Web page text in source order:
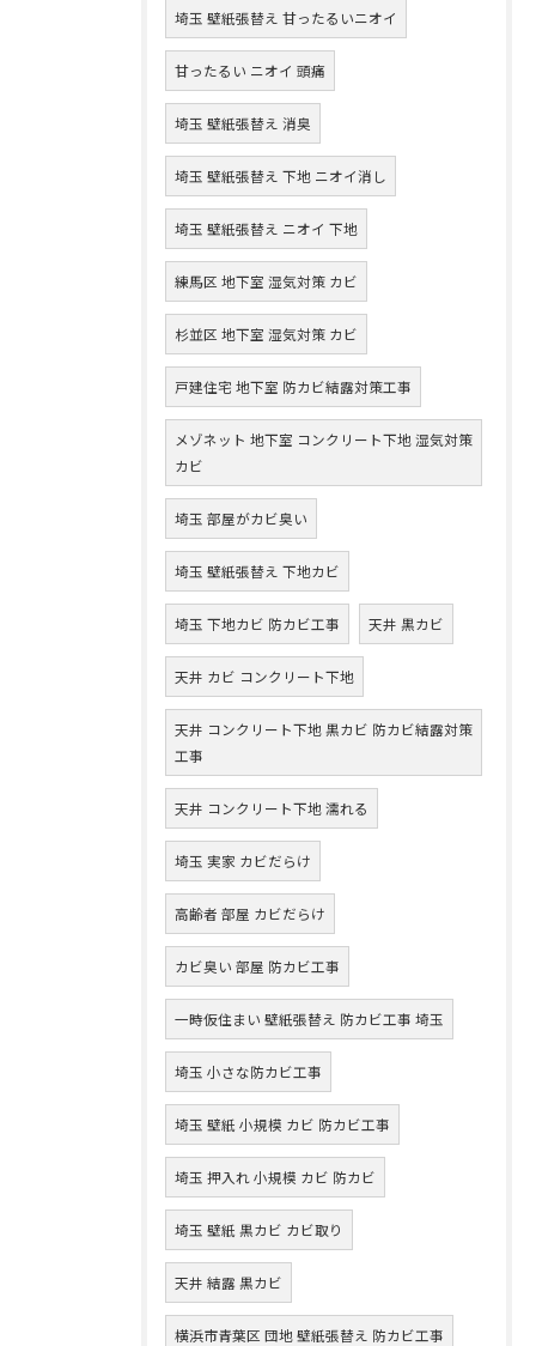
埼玉 壁紙張替え 甘ったるいニオイ
甘ったるい ニオイ 頭痛
埼玉 壁紙張替え 消臭
埼玉 壁紙張替え 下地 ニオイ消し
埼玉 壁紙張替え ニオイ 下地
練馬区 地下室 湿気対策 カビ
杉並区 地下室 湿気対策 カビ
戸建住宅 地下室 防カビ結露対策工事
メゾネット 地下室 コンクリート下地 湿気対策
カビ
埼玉 部屋がカビ臭い
埼玉 壁紙張替え 下地カビ
埼玉 下地カビ 防カビ工事 天井 黒カビ
天井 カビ コンクリート下地
天井 コンクリート下地 黒カビ 防カビ結露対策
工事
天井 コンクリート下地 濡れる
埼玉 実家 カビだらけ
高齢者 部屋 カビだらけ
カビ臭い 部屋 防カビ工事
一時仮住まい 壁紙張替え 防カビ工事 埼玉
埼玉 小さな防カビ工事
埼玉 壁紙 小規模 カビ 防カビ工事
埼玉 押入れ 小規模 カビ 防カビ
埼玉 壁紙 黒カビ カビ取り
天井 結露 黒カビ
横浜市青葉区 団地 壁紙張替え 防カビ工事